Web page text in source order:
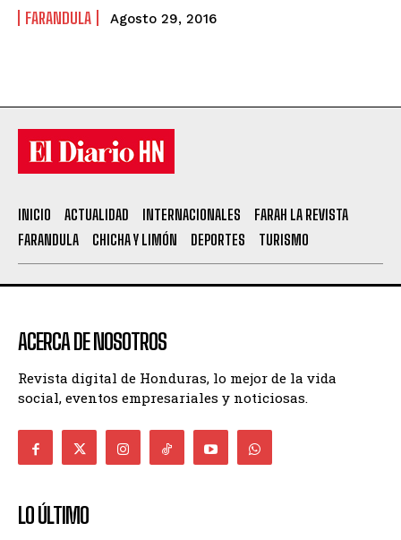
FARANDULA Agosto 29, 2016
INICIO ACTUALIDAD INTERNACIONALES
FARAH LA REVISTA
FARANDULA
CHICHA Y LIMÓN DEPORTES TURISMO
ACERCA DE NOSOTROS
Revista digital de Honduras, lo mejor de la vida
social, eventos empresariales y noticiosas.
LO ÚLTIMO